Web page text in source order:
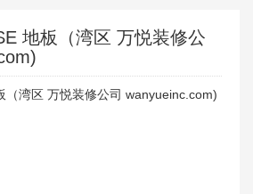
地板（湾区 万悦装修公
（湾区 万悦装修公司 wanyueinc.com)